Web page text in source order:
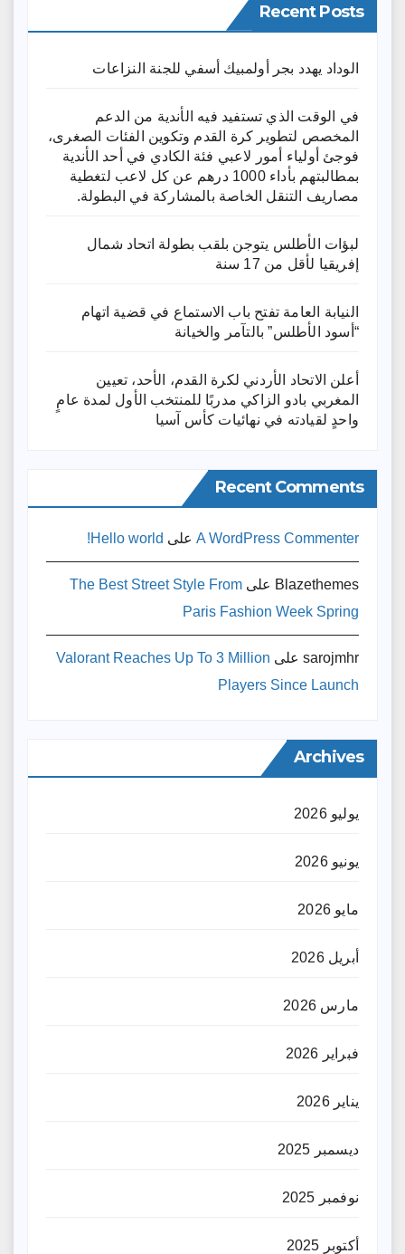
Recent Posts
الوداد يهدد بجر أولمبيك أسفي للجنة النزاعات
في الوقت الذي تستفيد فيه الأندية من الدعم
المخصص لتطوير كرة القدم وتكوين الفئات الصغرى،
فوجئ أولياء أمور لاعبي فئة الكادي في أحد الأندية
بمطالبتهم بأداء 1000 درهم عن كل لاعب لتغطية
مصاريف التنقل الخاصة بالمشاركة في البطولة.
لبؤات الأطلس يتوجن بلقب بطولة اتحاد شمال
إفريقيا لأقل من 17 سنة
النيابة العامة تفتح باب الاستماع في قضية اتهام
“أسود الأطلس” بالتآمر والخيانة
أعلن الاتحاد الأردني لكرة القدم، الأحد، تعيين
المغربي بادو الزاكي مدربًا للمنتخب الأول لمدة عامٍ
واحدٍ لقيادته ​في نهائيات كأس آسيا
Recent Comments
A WordPress Commenter على Hello world!
Blazethemes على The Best Street Style From
Paris Fashion Week Spring
sarojmhr على Valorant Reaches Up To 3 Million
Players Since Launch
Archives
يوليو 2026
يونيو 2026
مايو 2026
أبريل 2026
مارس 2026
فبراير 2026
يناير 2026
ديسمبر 2025
نوفمبر 2025
أكتوبر 2025